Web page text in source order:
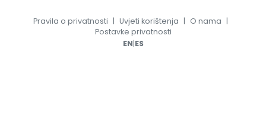
Pravila o privatnosti | Uvjeti korištenja | O nama |
Postavke privatnosti
EN|ES